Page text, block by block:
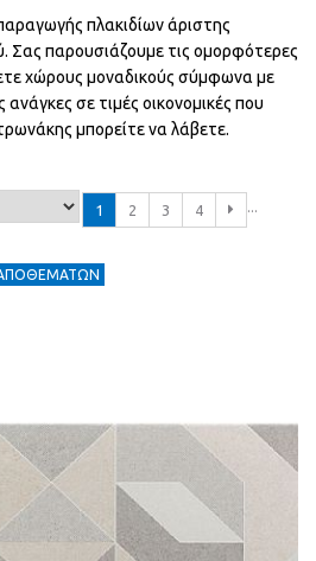
πλακιδίων άριστης
Σας παρουσιάζουμε τις ομορφότερες
χώρους μοναδικούς σύμφωνα με
ανάγκες σε τιμές οικονομικές που
μπορείτε να λάβετε.
1 2 3 4 ...